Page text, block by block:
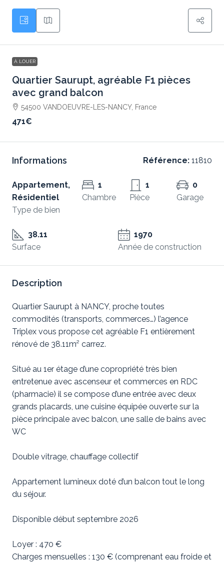
À LOUER
Quartier Saurupt, agréable F1 pièces
avec grand balcon
54500 VANDOEUVRE-LES-NANCY, France
471€
Informations Référence: 11810
Appartement,
Résidentiel
Type de bien
1
Chambre
1
Pièce
0
Garage
38.11
Surface
1970
Année de construction
Description
Quartier Saurupt à NANCY, proche toutes
commodités (transports, commerces…) l’agence
Triplex vous propose cet agréable F1 entièrement
rénové de 38.11m² carrez.
Situé au 1er étage d’une copropriété très bien
entretenue avec ascenseur et commerces en RDC
(pharmacie) il se compose d’une entrée avec deux
grands placards, une cuisine équipée ouverte sur la
pièce principale avec balcon, une salle de bains avec
WC
Double vitrage, chauffage collectif
Appartement lumineux doté d’un balcon tout le long
du séjour.
Disponible début septembre 2026
Loyer : 470 €
Charges mensuelles : 130 € (comprenant eau froide et